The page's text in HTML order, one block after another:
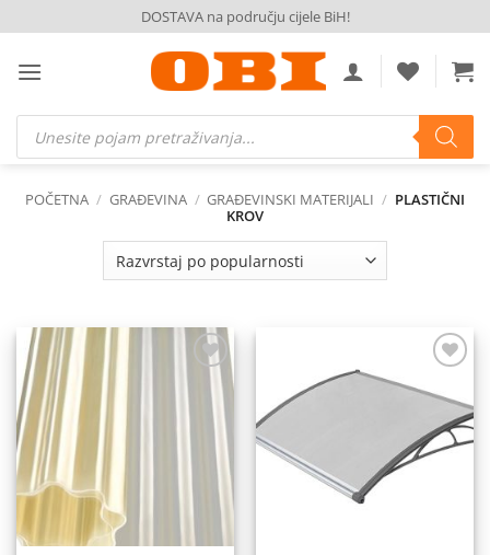
to
content
DOSTAVA na području cijele BiH!
Products
search
POČETNA / GRAĐEVINA / GRAĐEVINSKI MATERIJALI / PLASTIČNI
KROV
Dodaj
na
listu
želja
na
želja